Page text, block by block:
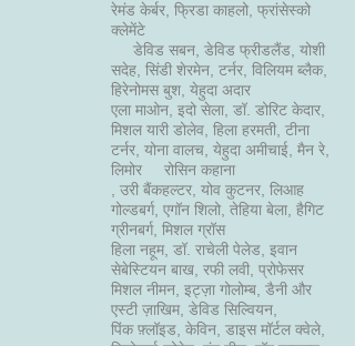
रेमंड केर्बर, फ्रिडा काहलो, फ्रांसेस्को
क्लेमेंटे
डेविड सबन, डेविड फ्रीडलैंड, योशी
सदेह, सिंडी शेरमेन, टर्नर, विलियम ब्लैक,
हिरेनोमस बुश, येहुदा अदार
एला माओन, इदो सेला, डॉ. डोरिट केदार,
मिशल यारी डोलेव, हिला हरमती, टीना
टर्नर, योना वालच, येहुदा अमीचाई, मैन रे,
लिमोर
रोसिन कहाना
, उरी बैंकहल्टर, योव कुटनर, लिआह
गोल्डबर्ग, एगॉन शिलो, तेहिया बेला, हैगिट
ग्रीनबर्ग, मिशल ग्रॉस
हिला नहूम, डॉ. राचेली पेलेड, इवान
सेबेस्टियन बाख, रफी लवी, प्रोफेसर
मिशल नीमन, इट्ज़ा गोलोम्ब, डैनी और
एस्टी ज़ाखिम, डेविड सिल्वियन,
पिंक फ़्लॉइड, केविन, डाइस मॉर्टल क्वेले,